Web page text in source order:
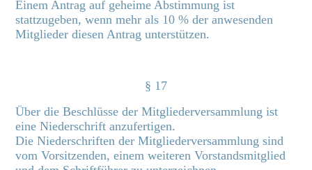
Einem Antrag auf geheime Abstimmung ist
stattzugeben, wenn mehr als 10 % der anwesenden
Mitglieder diesen Antrag unterstützen.
§ 17
Über die Beschlüsse der Mitgliederversammlung ist
eine Niederschrift anzufertigen.
Die Niederschriften der Mitgliederversammlung sind
vom Vorsitzenden, einem weiteren Vorstandsmitglied